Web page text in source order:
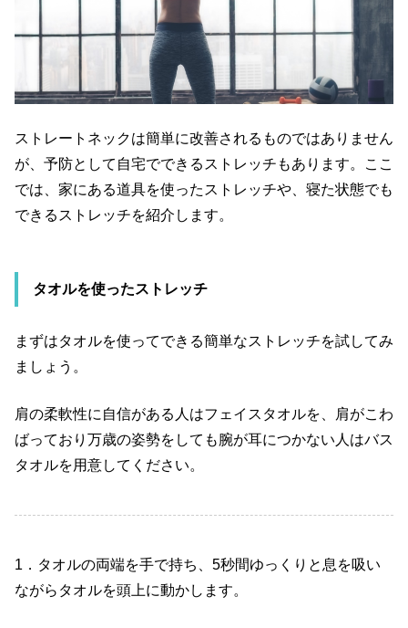
ストレートネックは簡単に改善されるものではありません
が、予防として自宅でできるストレッチもあります。ここ
では、家にある道具を使ったストレッチや、寝た状態でも
できるストレッチを紹介します。
タオルを使ったストレッチ
まずはタオルを使ってできる簡単なストレッチを試してみ
ましょう。
肩の柔軟性に自信がある人はフェイスタオルを、肩がこわ
ばっており万歳の姿勢をしても腕が耳につかない人はバス
タオルを用意してください。
1 ．タオルの両端を手で持ち、 5秒間ゆっくりと息を吸い
ながらタオルを頭上に動かします。